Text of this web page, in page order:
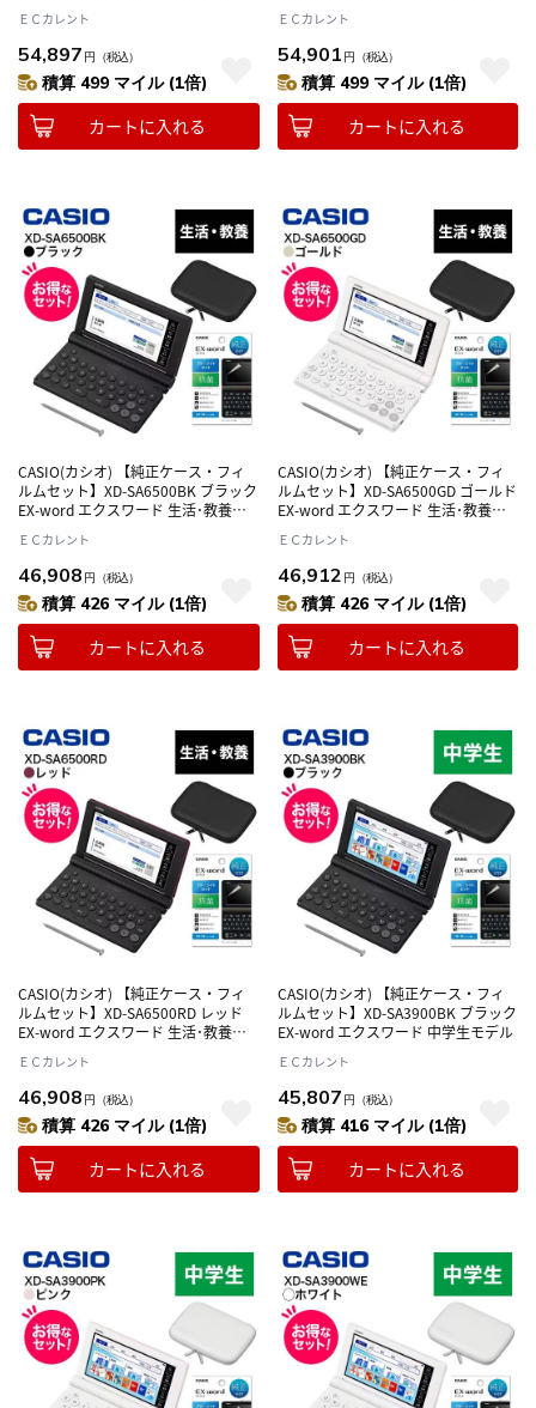
ＥＣカレント
54,897 円 （税込）
積算 499 マイル (1倍)
カートに入れる
ＥＣカレント
54,901 円 （税込）
積算 499 マイル (1倍)
カートに入れる
CASIO(カシオ) 【純正ケース・フィ
ルムセット】XD-SA6500BK ブラック
EX-word エクスワード 生活･教養モ
ＥＣカレント
46,908 円 （税込）
積算 426 マイル (1倍)
カートに入れる
CASIO(カシオ) 【純正ケース・フィ
ルムセット】XD-SA6500GD ゴールド
EX-word エクスワード 生活･教養モ
ＥＣカレント
46,912 円 （税込）
積算 426 マイル (1倍)
カートに入れる
CASIO(カシオ) 【純正ケース・フィ
ルムセット】XD-SA6500RD レッド
EX-word エクスワード 生活･教養モ
ＥＣカレント
46,908 円 （税込）
積算 426 マイル (1倍)
カートに入れる
CASIO(カシオ) 【純正ケース・フィ
ルムセット】XD-SA3900BK ブラック
EX-word エクスワード 中学生モデル
ＥＣカレント
45,807 円 （税込）
積算 416 マイル (1倍)
カートに入れる